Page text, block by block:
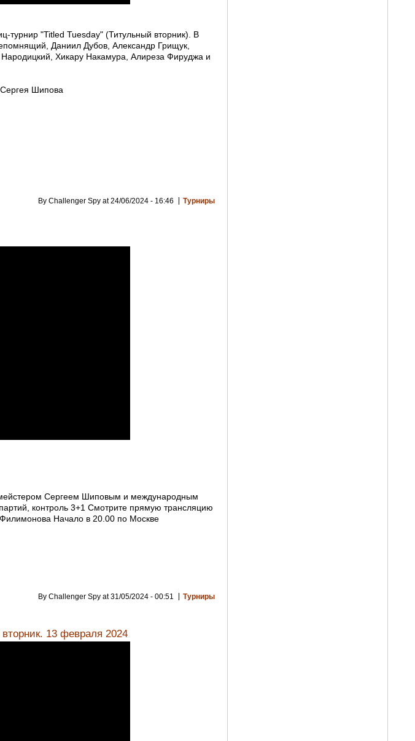
турнир "Titled Tuesday" (Титульный вторник). В
Даниил Дубов, Александр Грищук,
Хикару Накамура, Алиреза Фируджа и
Шипова
By Challenger Spy at 24/06/2024 - 16:46 Турниры
Сергеем Шиповым и международным
контроль 3+1 Смотрите прямую трансляцию
Начало в 20.00 по Москве
By Challenger Spy at 31/05/2024 - 00:51 Турниры
13 февраля 2024